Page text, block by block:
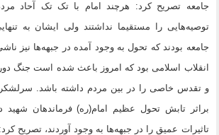
جامعه تصریح کرد: هرچند امام با تک تک آحاد
توصیه‌هایی را مستقیما نداشتند ولی ایشان به
جامعه بودند که تحول به وجود آمده در جبهه‌ها نیز ناشی
انقلاب اسلامی بود که امروز باعث شده است جنگ
و تقدس خاصی را در بین مردم داشته باشد. سرلشکر
براثر تابش تحول عظیم امام‌(ره) فرماندهان شهید
تاثیرات عمیق را در جبهه‌ها به وجود آوردند، تصریح